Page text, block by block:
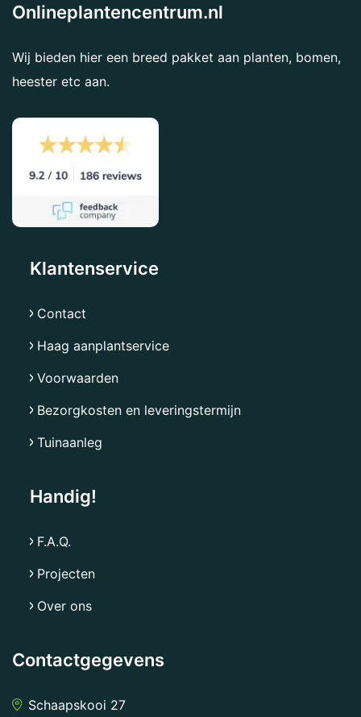
Onlineplantencentrum.nl
Wij bieden hier een breed pakket aan planten, bomen,
heester etc aan.
Klantenservice
Contact
Haag aanplantservice
Voorwaarden
Bezorgkosten en leveringstermijn
Tuinaanleg
Handig!
F.A.Q.
Projecten
Over ons
Contactgegevens
Schaapskooi 27